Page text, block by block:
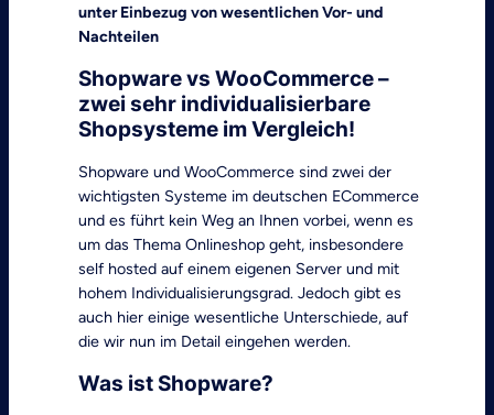
unter Einbezug von wesentlichen Vor- und
Nachteilen
Shopware vs WooCommerce –
zwei sehr individualisierbare
Shopsysteme im Vergleich!
Shopware und WooCommerce sind zwei der
wichtigsten Systeme im deutschen ECommerce
und es führt kein Weg an Ihnen vorbei, wenn es
um das Thema Onlineshop geht, insbesondere
self hosted auf einem eigenen Server und mit
hohem Individualisierungsgrad. Jedoch gibt es
auch hier einige wesentliche Unterschiede, auf
die wir nun im Detail eingehen werden.
Was ist Shopware?